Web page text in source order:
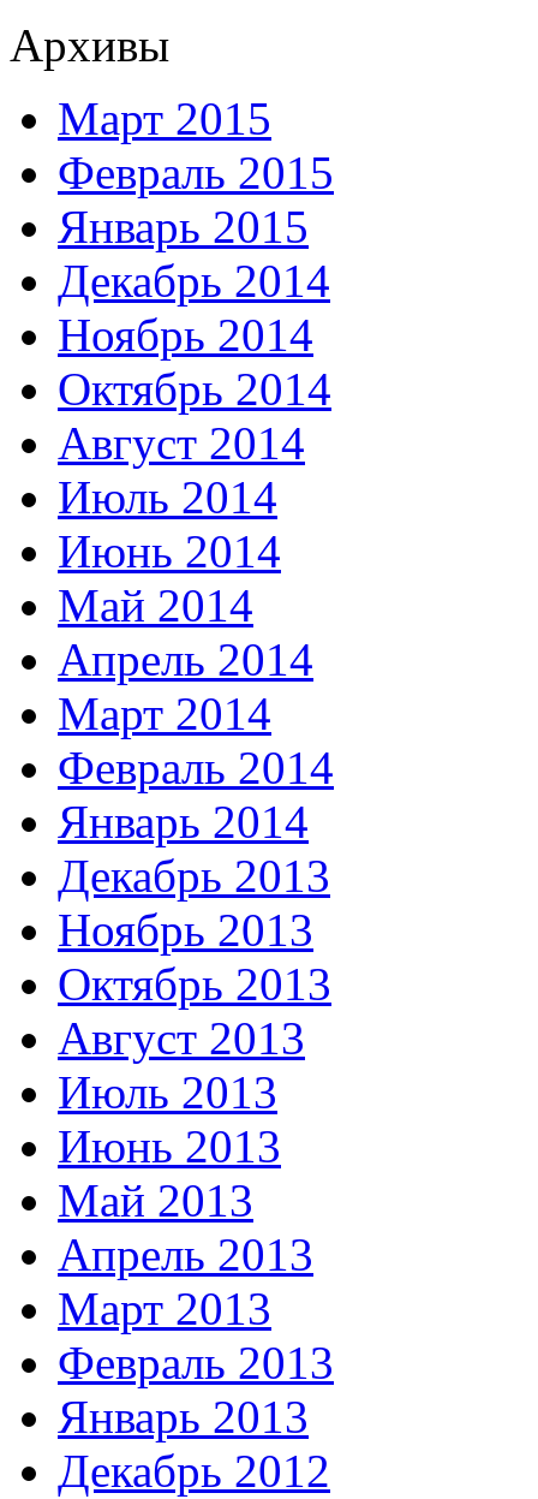
Архивы
Март 2015
Февраль 2015
Январь 2015
Декабрь 2014
Ноябрь 2014
Октябрь 2014
Август 2014
Июль 2014
Июнь 2014
Май 2014
Апрель 2014
Март 2014
Февраль 2014
Январь 2014
Декабрь 2013
Ноябрь 2013
Октябрь 2013
Август 2013
Июль 2013
Июнь 2013
Май 2013
Апрель 2013
Март 2013
Февраль 2013
Январь 2013
Декабрь 2012